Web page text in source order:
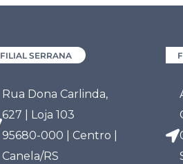
FILIAL SERRANA
Rua Dona Carlinda,
627 | Loja 103
95680-000 | Centro |
Canela/RS